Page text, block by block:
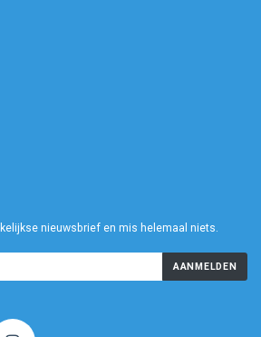
nieuwsbrief en mis helemaal niets.
AANMELDEN